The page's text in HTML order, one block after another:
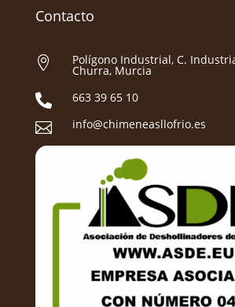
Contacto
 Polígono Industrial, C.
Churra, Murcia
 663 39 65 10
 info@chimeneasllofrio.es